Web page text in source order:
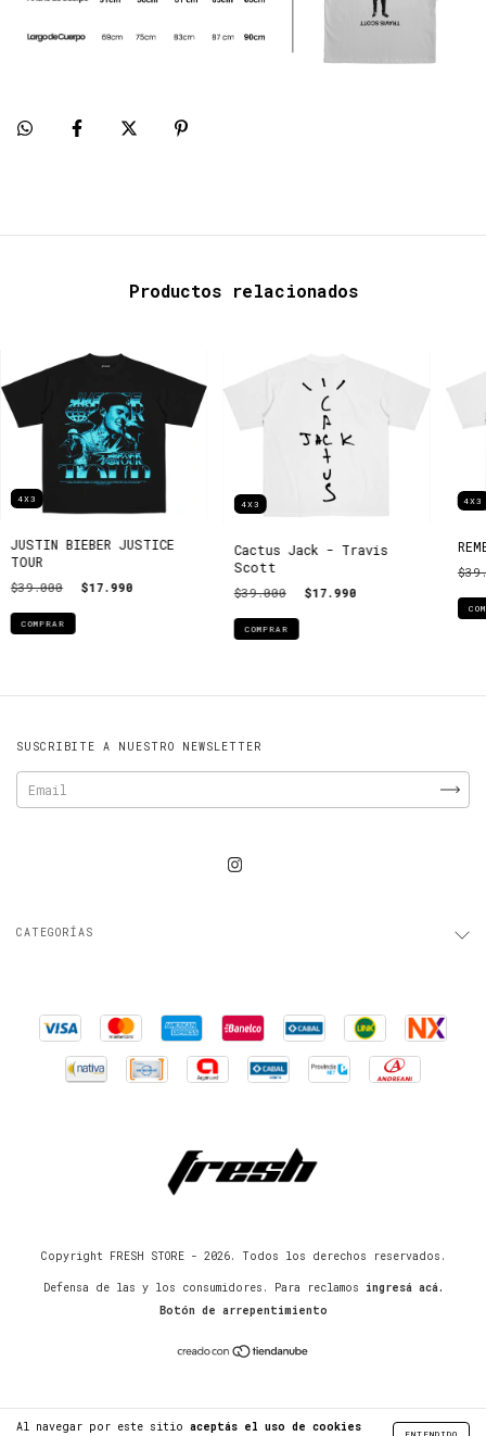
Al navegar por este sitio aceptás el uso de cookies
ENTENDIDO
Productos relacionados
4X3
JUSTIN BIEBER JUSTICE
TOUR
$39.000 $17.990
COMPRAR
4X3
Cactus Jack - Travis
Scott
$39.000 $17.990
COMPRAR
4X3
SUSCRIBITE A NUESTRO NEWSLETTER
CATEGORÍAS
Copyright FRESH STORE - 2026. Todos los derechos reservados.
Defensa de las y los consumidores. Para reclamos
ingresá acá.
Botón de arrepentimiento